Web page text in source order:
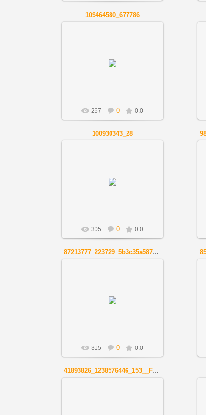
109464580_677786
267 0 0.0
100930343_28
305 0 0.0
87213777_223729_5b3c35a587d48e4bf0725d36c4e7516e_large
315 0 0.0
41893826_1238576446_153__Fedin_Aleksandr__Siren_